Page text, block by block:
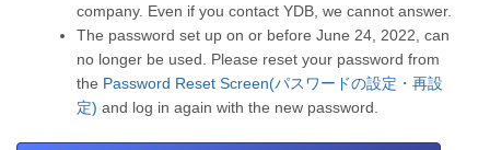
company. Even if you contact YDB, we cannot answer.
The password set up on or before June 24, 2022, can
no longer be used. Please reset your password from
the Password Reset Screen(パスワードの設定・再設
定) and log in again with the new password.